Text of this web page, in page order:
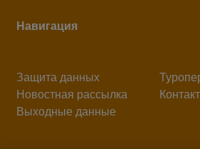
Навигация
Защита данных
Новостная рассылка
Контакт
Выходные данные